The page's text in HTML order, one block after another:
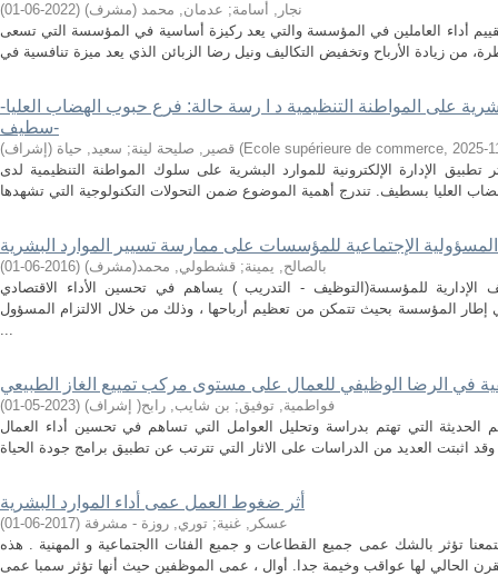
نجار, أسامة; عدمان, محمد (مشرف) (
2022-06-01
)
أداء العاملين في المؤسسة والتي يعد ركيزة أساسية في المؤسسة التي تسعى
البشرية على المواطنة التنظيمية د ا رسة حالة: فرع حبوب الهضاب العليا-
سطيف-
قصير, صليحة لينة; سعيد, حياة (إشراف) (Ecole supérieure de commerce, 2025-
الإدارة الإلكترونية للموارد البشرية على سلوك المواطنة التنظيمية لدى
المسؤولية الإجتماعية للمؤسسات على ممارسة تسيير الموارد البشرية
بالصالح, يمينة; قشطولي, محمد(مشرف) (
2016-06-01
)
الإدارية للمؤسسة(التوظيف - التدريب ) يساهم في تحسين الأداء الاقتصادي
إطار المؤسسة بحيث تتمكن من تعظيم أرباحها ، وذلك من خلال الالتزام المسؤول
...
فواطمية, توفيق; بن شايب, رابح( إشراف) (
2023-05-01
)
الحديثة التي تهتم بدراسة وتحليل العوامل التي تساهم في تحسين أداء العمال
أثر ضغوط العمل عمى أداء الموارد البشرية
عسكر, غنية; توري, روزة - مشرفة (
2017-06-01
)
تؤثر بالشك عمى جميع القطاعات و جميع الفئات االجتماعية و المهنية . هذه